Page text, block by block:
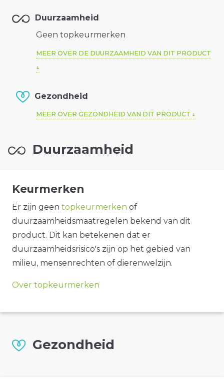
Duurzaamheid
Geen topkeurmerken
MEER OVER DE DUURZAAMHEID VAN DIT PRODUCT
Gezondheid
MEER OVER GEZONDHEID VAN DIT PRODUCT
Duurzaamheid
Keurmerken
Er zijn geen topkeurmerken of
duurzaamheidsmaatregelen bekend van dit
product. Dit kan betekenen dat er
duurzaamheidsrisico's zijn op het gebied van
milieu, mensenrechten of dierenwelzijn.
Over topkeurmerken
Gezondheid